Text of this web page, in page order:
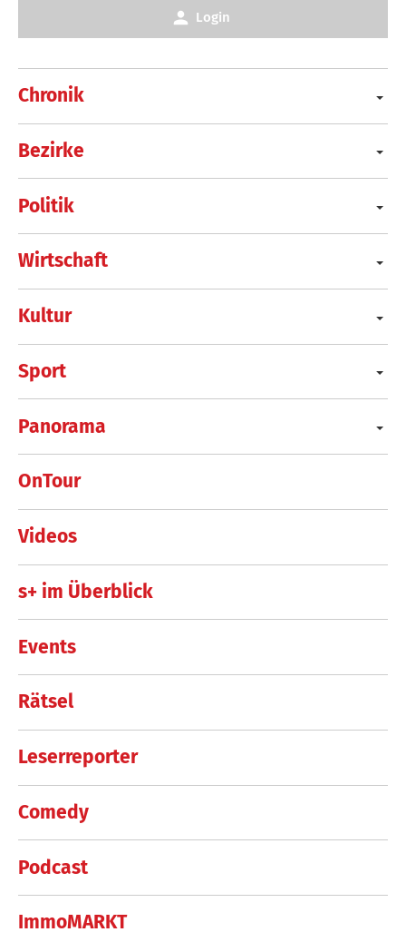
Chronik
Bezirke
Politik
Wirtschaft
Kultur
Sport
Panorama
OnTour
Videos
s+ im Überblick
Events
Rätsel
Leserreporter
Comedy
Podcast
ImmoMARKT
Login